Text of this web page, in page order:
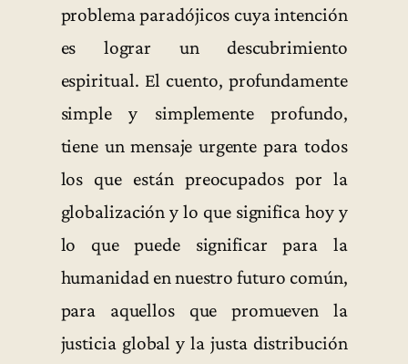
problema paradójicos cuya intención
es lograr un descubrimiento
espiritual. El cuento, profundamente
simple y simplemente profundo,
tiene un mensaje urgente para todos
los que están preocupados por la
globalización y lo que significa hoy y
lo que puede significar para la
humanidad en nuestro futuro común,
para aquellos que promueven la
justicia global y la justa distribución